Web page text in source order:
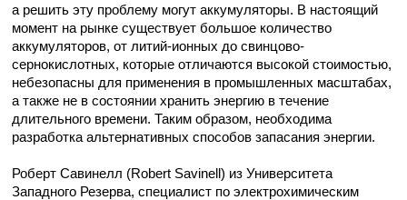
а решить эту проблему могут аккумуляторы. В настоящий
момент на рынке существует большое количество
аккумуляторов, от литий-ионных до свинцово-
сернокислотных, которые отличаются высокой стоимостью,
небезопасны для применения в промышленных масштабах,
а также не в состоянии хранить энергию в течение
длительного времени. Таким образом, необходима
разработка альтернативных способов запасания энергии.
Роберт Савинелл (Robert Savinell) из Университета
Западного Резерва, специалист по электрохимическим